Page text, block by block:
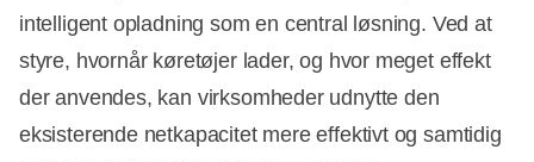
intelligent opladning som en central løsning. Ved at
styre, hvornår køretøjer lader, og hvor meget effekt
der anvendes, kan virksomheder udnytte den
eksisterende netkapacitet mere effektivt og samtidig